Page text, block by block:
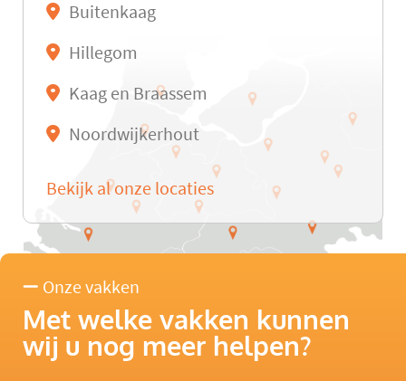
Buitenkaag
Hillegom
Kaag en Braassem
Noordwijkerhout
Bekijk al onze locaties
Onze vakken
Met welke vakken kunnen
wij u nog meer helpen?